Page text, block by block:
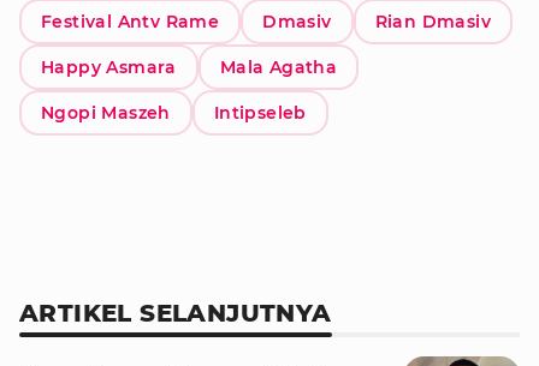
Festival Antv Rame Dmasiv Rian Dmasiv
Happy Asmara Mala Agatha
Ngopi Maszeh Intipseleb
ARTIKEL SELANJUTNYA